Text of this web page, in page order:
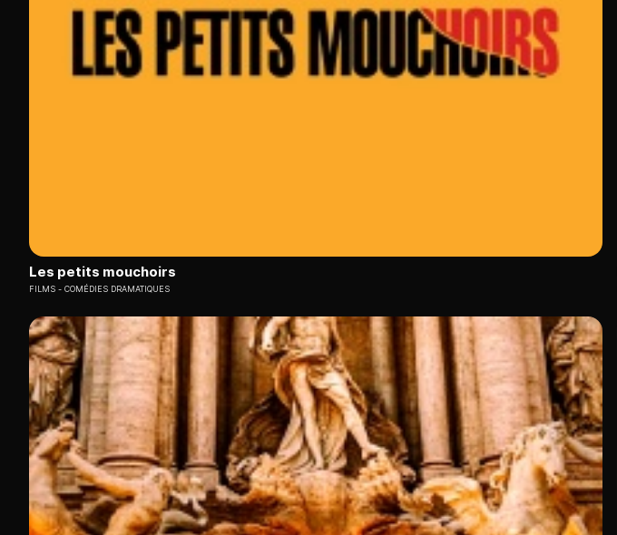
Les petits mouchoirs
FILMS COMÉDIES DRAMATIQUES